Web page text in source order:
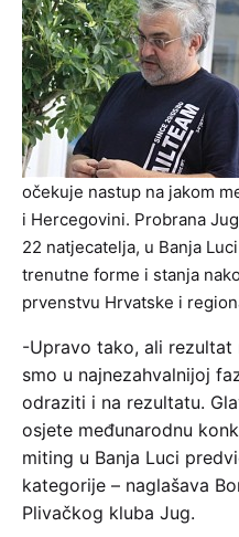
očekuje nastup na jakom
i Hercegovini. Probrana
22 natjecatelja, u Banja
trenutne forme i stanja
prvenstvu Hrvatske i
-Upravo tako, ali rezultat
smo u najnezahvalnijoj
odraziti i na rezultatu.
osjete međunarodnu
miting u Banja Luci
kategorije – naglašava
Plivačkog kluba Jug.